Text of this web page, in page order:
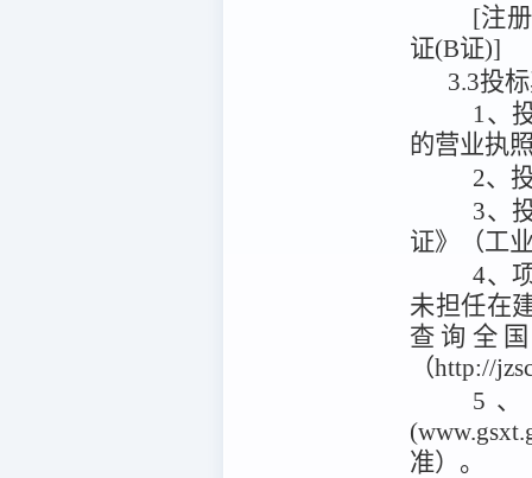
[注
证(B证)]
3.3投
1、
的营业执
2、
3、
证》（工
4、
未担任在
查询全
（http://
5
准）。